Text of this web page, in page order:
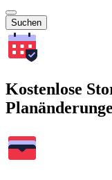
Suchen
Kostenlose